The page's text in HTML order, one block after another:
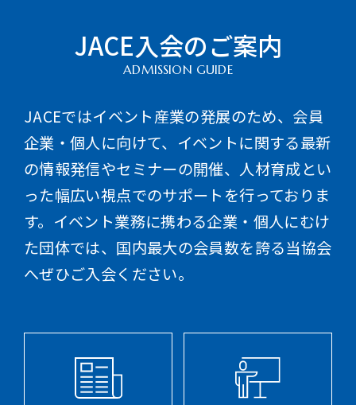
JACE入会のご案内
ADMISSION GUIDE
JACEではイベント産業の発展のため、会員
企業・個人に向けて、イベントに関する最新
の情報発信やセミナーの開催、人材育成とい
った幅広い視点でのサポートを行っておりま
す。イベント業務に携わる企業・個人にむけ
た団体では、国内最大の会員数を誇る当協会
へぜひご入会ください。